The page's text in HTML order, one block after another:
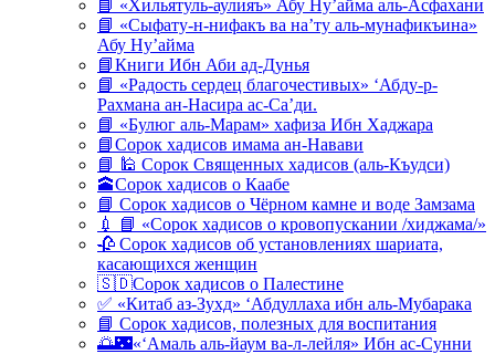
📘 «Хильятуль-аулияъ» Абу Ну’айма аль-Асфахани
📘 «Сыфату-н-нифакъ ва на’ту аль-мунафикъина»
Абу Ну’айма
📘Книги Ибн Аби ад-Дунья
📘 «Радость сердец благочестивых» ‘Абду-р-
Рахмана ан-Насира ас-Са’ди.
📘 «Булюг аль-Марам» хафиза Ибн Хаджара
📘Сорок хадисов имама ан-Навави
📘 🕌 Сорок Священных хадисов (аль-Къудси)
🕋Сорок хадисов о Каабе
📘 Сорок хадисов о Чёрном камне и воде Замзама
💉 📘 «Сорок хадисов о кровопускании /хиджама/»
🥀 Сорок хадисов об установлениях шариата,
касающихся женщин
🇸🇩Сорок хадисов о Палестине
✅ «Китаб аз-Зухд» ‘Абдуллаха ибн аль-Мубарака
📘 Сорок хадисов, полезных для воспитания
🌅🌃«‘Амаль аль-йаум ва-л-лейля» Ибн ас-Сунни